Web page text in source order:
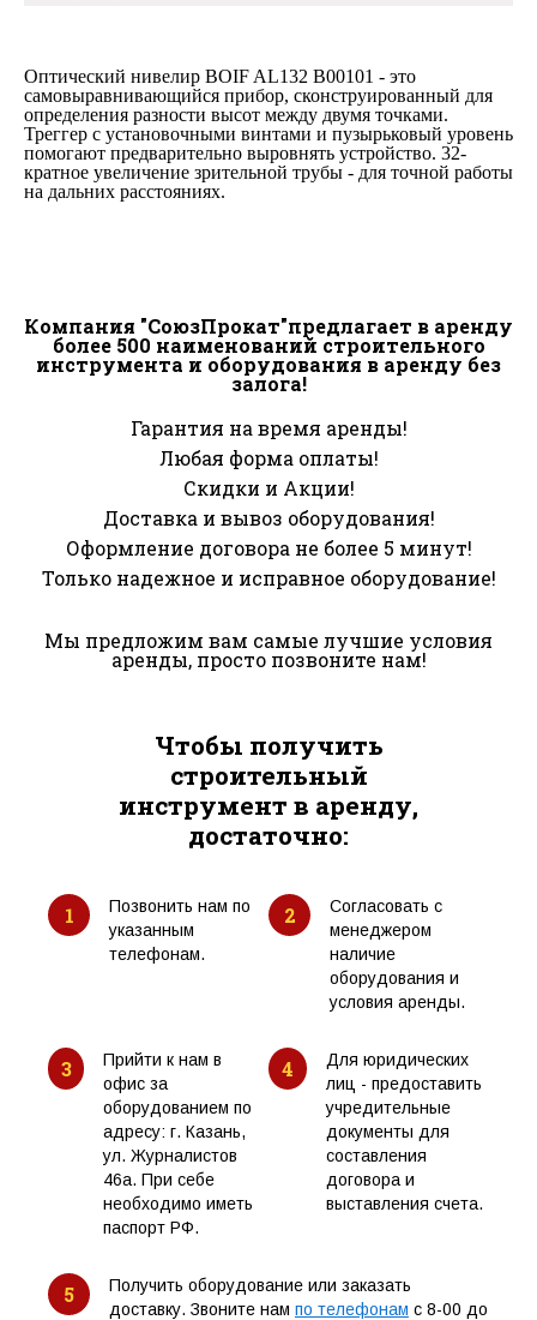
Оптический нивелир BOIF AL132 B00101 - это
самовыравнивающийся прибор, сконструированный для
определения разности высот между двумя точками.
Треггер с установочными винтами и пузырьковый уровень
помогают предварительно выровнять устройство. 32-
кратное увеличение зрительной трубы - для точной работы
на дальних расстояниях.
Компания "СоюзПрокат"предлагает в аренду
более 500 наименований строительного
инструмента и оборудования в аренду без
залога!
Гарантия на время аренды!
Любая форма оплаты!
Скидки и Акции!
Доставка и вывоз оборудования!
Оформление договора не более 5 минут!
Только надежное и исправное оборудование!
Мы предложим вам самые лучшие условия
аренды, просто позвоните нам!
Чтобы получить
строительный
инструмент в аренду,
достаточно:
1
Позвонить нам по
указанным
телефонам.
2
Согласовать с
менеджером
наличие
оборудования и
условия аренды.
3
Прийти к нам в
офис за
оборудованием по
адресу: г. Казань,
ул. Журналистов
46а. При себе
необходимо иметь
паспорт РФ.
4
Для юридических
лиц - предоставить
учредительные
документы для
составления
договора и
выставления счета.
5
Получить оборудование или заказать
доставку. Звоните нам по телефонам с 8-00 до